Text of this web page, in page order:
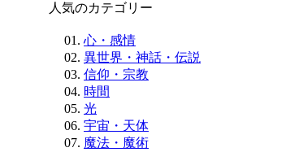
人気のカテゴリー
心・感情
異世界・神話・伝説
信仰・宗教
時間
光
宇宙・天体
魔法・魔術